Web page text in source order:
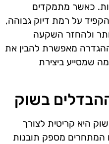
כאשר מתמקדים
על רמת דיוק גבוהה,
ולהחזר השקעה
מאפשרת להבין את
שמסייע ביצירת
בשוק
היא קריטית לצורך
המתחרים מספק תובנות